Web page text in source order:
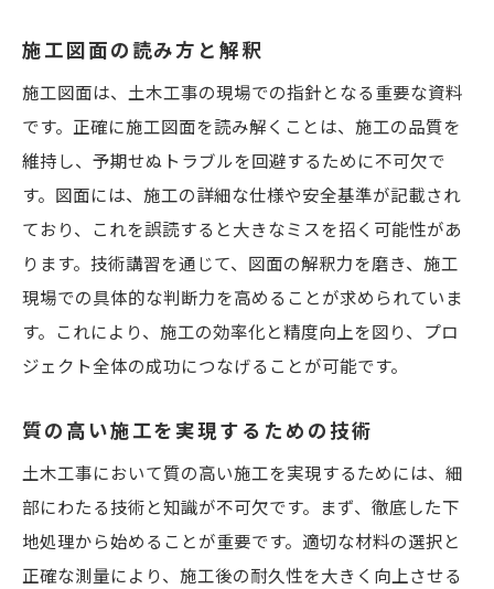
施工図面の読み方と解釈
施工図面は、土木工事の現場での指針となる重要な資料
です。正確に施工図面を読み解くことは、施工の品質を
維持し、予期せぬトラブルを回避するために不可欠で
す。図面には、施工の詳細な仕様や安全基準が記載され
ており、これを誤読すると大きなミスを招く可能性があ
ります。技術講習を通じて、図面の解釈力を磨き、施工
現場での具体的な判断力を高めることが求められていま
す。これにより、施工の効率化と精度向上を図り、プロ
ジェクト全体の成功につなげることが可能です。
質の高い施工を実現するための技術
土木工事において質の高い施工を実現するためには、細
部にわたる技術と知識が不可欠です。まず、徹底した下
地処理から始めることが重要です。適切な材料の選択と
正確な測量により、施工後の耐久性を大きく向上させる